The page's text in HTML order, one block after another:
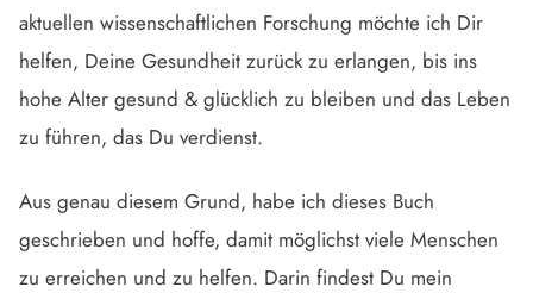
aktuellen wissenschaftlichen Forschung möchte ich Dir
helfen, Deine Gesundheit zurück zu erlangen, bis ins
hohe Alter gesund & glücklich zu bleiben und das Leben
zu führen, das Du verdienst.
Aus genau diesem Grund, habe ich dieses Buch
geschrieben und hoffe, damit möglichst viele Menschen
zu erreichen und zu helfen. Darin findest Du mein